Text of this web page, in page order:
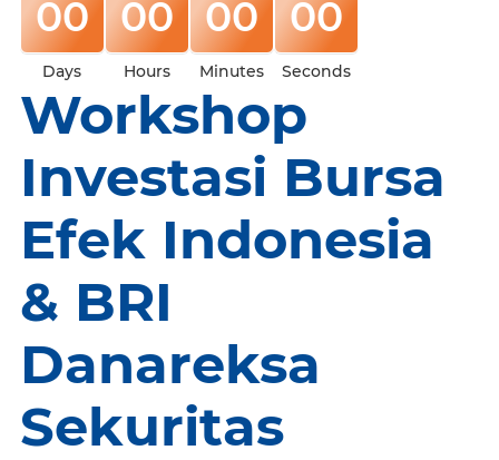
00
Days
00
Hours
00
Minutes
00
Seconds
Workshop
Investasi Bursa
Efek Indonesia
& BRI
Danareksa
Sekuritas